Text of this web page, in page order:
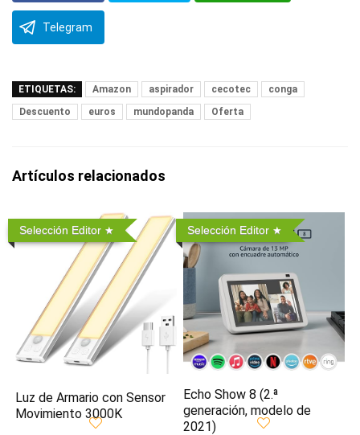
Telegram
ETIQUETAS: Amazon aspirador cecotec
conga
Descuento
euros mundopanda Oferta
Artículos relacionados
Selección Editor
Luz de Armario con Sensor
Movimiento 3000K
Selección Editor
Echo Show 8 (2.ª
generación, modelo de
2021)